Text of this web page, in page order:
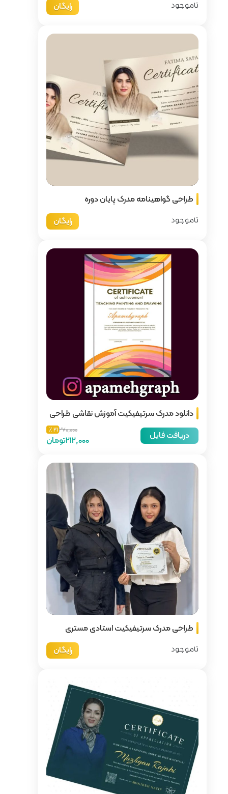
رایگان
دوره
رایگان
آموزش نقاشی طراحی
270,00021 ٪
212,000تومان
استادی مستری
رایگان